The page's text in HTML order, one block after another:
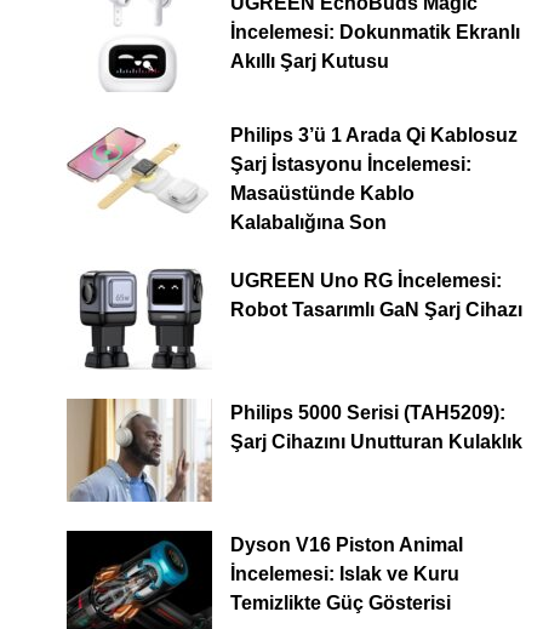
İncelemesi: Dokunmatik Ekranlı
Akıllı Şarj Kutusu
Philips 3’ü 1 Arada Qi Kablosuz
Şarj İstasyonu İncelemesi:
Masaüstünde Kablo
Kalabalığına Son
UGREEN Uno RG İncelemesi:
Robot Tasarımlı GaN Şarj Cihazı
Philips 5000 Serisi (TAH5209):
Şarj Cihazını Unutturan Kulaklık
Dyson V16 Piston Animal
İncelemesi: Islak ve Kuru
Temizlikte Güç Gösterisi